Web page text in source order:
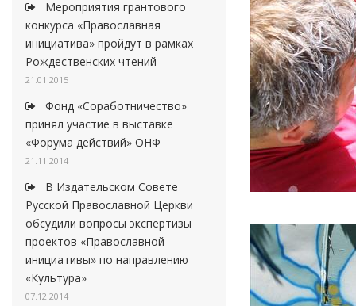
Мероприятия грантового
конкурса «Православная
инициатива» пройдут в рамках
Рождественских чтений
21.01.2015
Фонд «Соработничество»
принял участие в выставке
«Форума действий» ОНФ
21.11.2014
В Издательском Совете
Русской Православной Церкви
обсудили вопросы экспертизы
проектов «Православной
инициативы» по направлению
«Культура»
07.12.2014